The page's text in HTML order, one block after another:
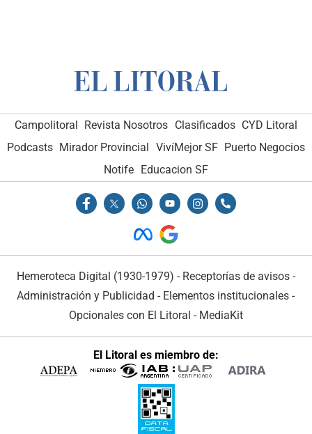
Campolitoral Revista Nosotros Clasificados CYD Litoral
Podcasts Mirador Provincial VivíMejor SF Puerto Negocios
Notife Educacion SF
Hemeroteca Digital (1930-1979) - Receptorías de avisos -
Administración y Publicidad - Elementos institucionales -
Opcionales con El Litoral - MediaKit
El Litoral es miembro de: